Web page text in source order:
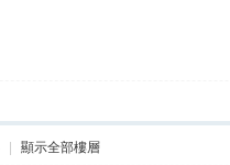
| 顯示全部樓層